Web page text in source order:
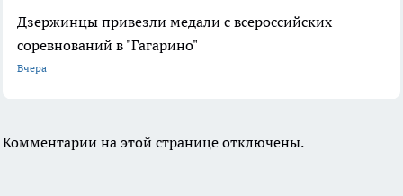
Дзержинцы привезли медали с всероссийских
соревнований в "Гагарино"
Вчера
Комментарии на этой странице отключены.